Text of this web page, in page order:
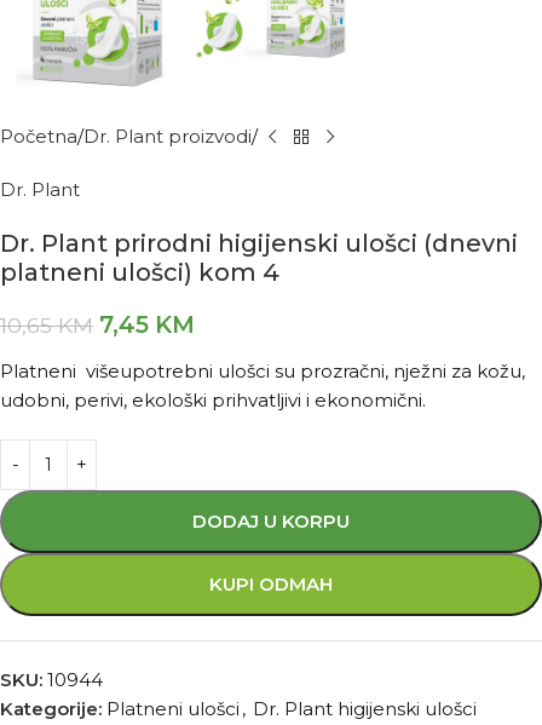
Početna Dr. Plant proizvodi
Dr. Plant
Dr. Plant prirodni higijenski ulošci (dnevni
platneni ulošci) kom 4
10,65KM 7,45 KM
Platneni višeupotrebni ulošci su prozračni, nježni za kožu,
udobni, perivi, ekološki prihvatljivi i ekonomični.
DODAJ U KORPU
KUPI ODMAH
SKU: 10944
Kategorije: Platneni ulošci , Dr. Plant higijenski ulošci